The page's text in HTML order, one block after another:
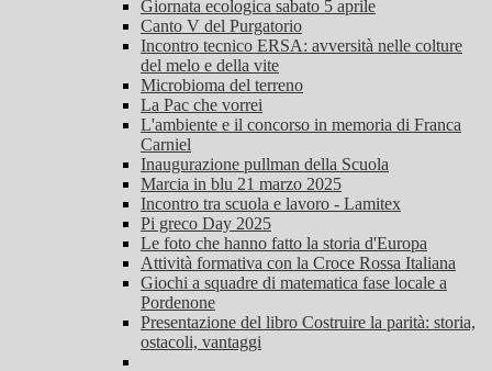
Giornata ecologica sabato 5 aprile
Canto V del Purgatorio
Incontro tecnico ERSA: avversità nelle colture
del melo e della vite
Microbioma del terreno
La Pac che vorrei
L'ambiente e il concorso in memoria di Franca
Carniel
Inaugurazione pullman della Scuola
Marcia in blu 21 marzo 2025
Incontro tra scuola e lavoro - Lamitex
Pi greco Day 2025
Le foto che hanno fatto la storia d'Europa
Attività formativa con la Croce Rossa Italiana
Giochi a squadre di matematica fase locale a
Pordenone
Presentazione del libro Costruire la parità: storia,
ostacoli, vantaggi